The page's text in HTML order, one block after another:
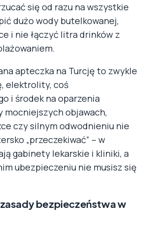
się od razu na wszystkie
dużo wody butelkowanej,
i nie łączyć litra drinków z
apteczka na Turcję to zwykle
elektrolity, coś
i środek na oparzenia
mocniejszych objawach,
czy silnym odwodnieniu nie
„przeczekiwać” – w
gabinety lekarskie i kliniki, a
ubezpieczeniu nie musisz się
bezpieczeństwa w